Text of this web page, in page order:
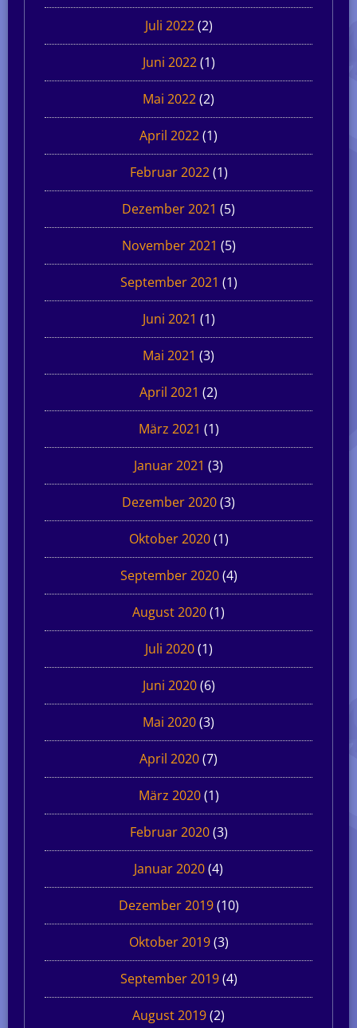
Juli 2022(2)
Juni 2022(1)
Mai 2022(2)
April 2022(1)
Februar 2022(1)
Dezember 2021 (5)
November 2021 (5)
September 2021 (1)
Juni 2021 (1)
Mai 2021 (3)
April 2021 (2)
März 2021 (1)
Januar 2021 (3)
Dezember 2020(3)
Oktober 2020(1)
September 2020(4)
August 2020(1)
Juli 2020(1)
Juni 2020(6)
Mai 2020(3)
April 2020(7)
März 2020(1)
Februar 2020(3)
Januar 2020(4)
Dezember 2019(10)
Oktober 2019(3)
September 2019(4)
August 2019(2)